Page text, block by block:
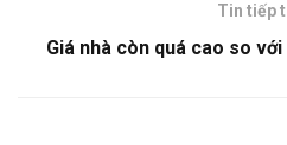
Tin tiếp
Giá nhà còn quá cao so